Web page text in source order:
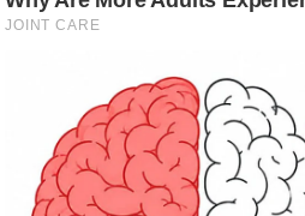
.
आ